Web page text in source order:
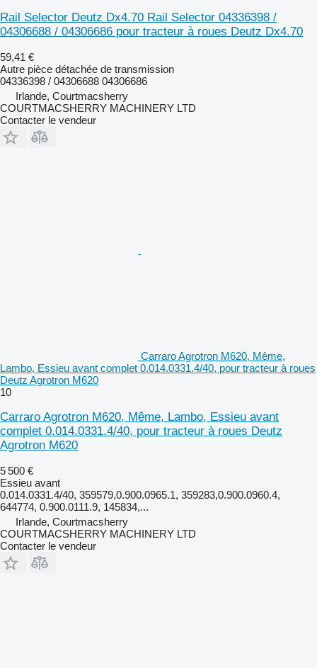
Rail Selector Deutz Dx4.70 Rail Selector 04336398 /
04306688 / 04306686 pour tracteur à roues Deutz Dx4.70
59,41 €
Autre pièce détachée de transmission
04336398 / 04306688 04306686
Irlande, Courtmacsherry
COURTMACSHERRY MACHINERY LTD
Contacter le vendeur
Carraro Agrotron M620, Même,
Lambo, Essieu avant complet 0.014.0331.4/40, pour tracteur à roues
Deutz Agrotron M620
10
Carraro Agrotron M620, Même, Lambo, Essieu avant
complet 0.014.0331.4/40, pour tracteur à roues Deutz
Agrotron M620
5 500 €
Essieu avant
0.014.0331.4/40, 359579,0.900.0965.1, 359283,0.900.0960.4,
644774, 0.900.0111.9, 145834,...
Irlande, Courtmacsherry
COURTMACSHERRY MACHINERY LTD
Contacter le vendeur